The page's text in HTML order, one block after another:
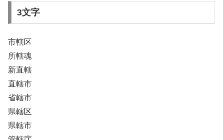
3文字
市轄区
所轄魂
新直轄
直轄市
省轄市
県轄区
県轄市